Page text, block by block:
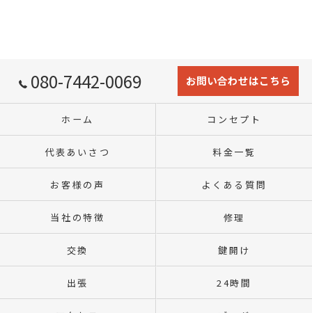
080-7442-0069 お問い合わせはこちら
ホーム コンセプト
代表あいさつ 料金一覧
お客様の声 よくある質問
当社の特徴 修理
交換 鍵開け
出張 24時間